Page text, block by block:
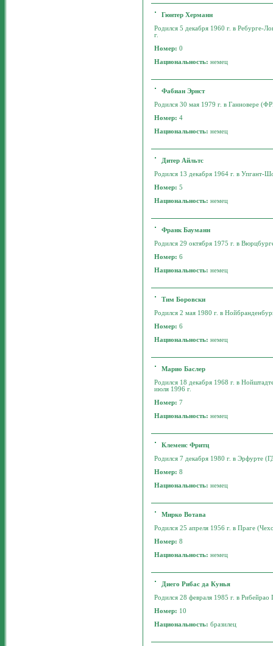
Гюнтер Херманн
Родился 5 декабря 1960 г. в Ребурге-
г.
Номер:0
Национальность:немец
Фабиан Эрнст
Родился 30 мая 1979 г. в Ганновере
Номер:4
Национальность:немец
Дитер Айльтс
Родился 13 декабря 1964 г. в Упгант-
Номер:5
Национальность:немец
Франк Бауманн
Родился 29 октября 1975 г. в
Номер:6
Национальность:немец
Тим Боровски
Родился 2 мая 1980 г. в
Номер:6
Национальность:немец
Марио Баслер
Родился 18 декабря 1968 г. в
июля 1996 г.
Номер:7
Национальность:немец
Клеменс Фритц
Родился 7 декабря 1980 г. в Эрфурте
Номер:8
Национальность:немец
Мирко Вотава
Родился 25 апреля 1956 г. в Праге
Номер:8
Национальность:немец
Диего Рибас да Кунья
Родился 28 февраля 1985 г. в
Номер: 10
Национальность:бразилец